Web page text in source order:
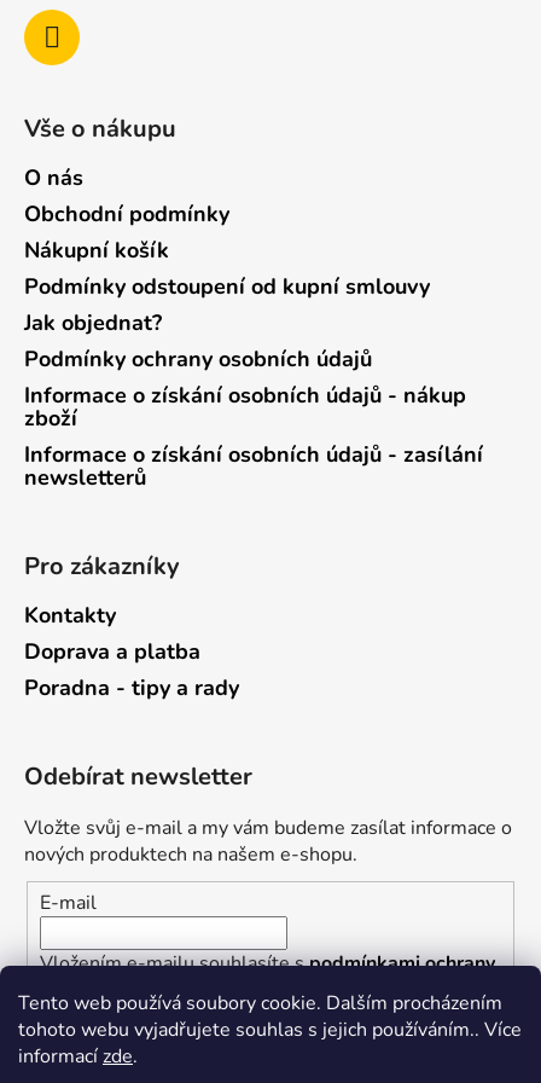
Tento web používá soubory cookie. Dalším procházením
tohoto webu vyjadřujete souhlas s jejich používáním.. Více
informacízde.
Vše o nákupu
O nás
Obchodní podmínky
Nákupní košík
Podmínky odstoupení od kupní smlouvy
Jak objednat?
Podmínky ochrany osobních údajů
Informace o získání osobních údajů - nákup
zboží
Informace o získání osobních údajů - zasílání
newsletterů
Pro zákazníky
Kontakty
Doprava a platba
Poradna - tipy a rady
Odebírat newsletter
Vložte svůj e-mail a my vám budeme zasílat informace o
nových produktech na našem e-shopu.
E-mail
Vložením e-mailu souhlasíte spodmínkami ochrany
osobních údajů
PŘIHLÁSIT SE